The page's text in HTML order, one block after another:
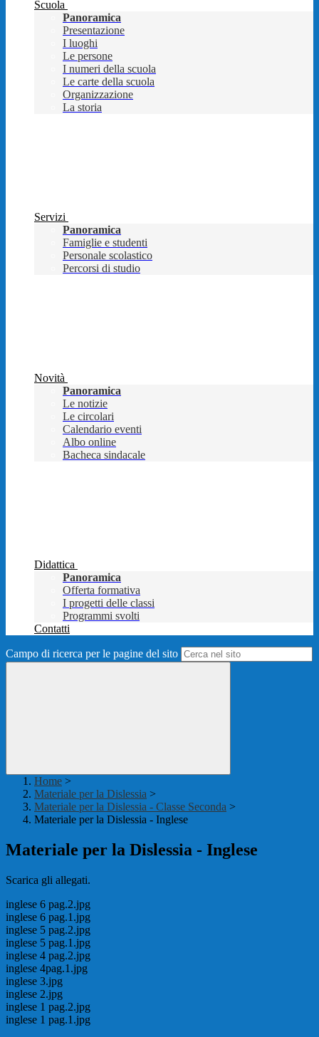
Scuola
Panoramica
Presentazione
I luoghi
Le persone
I numeri della scuola
Le carte della scuola
Organizzazione
La storia
Servizi
Panoramica
Famiglie e studenti
Personale scolastico
Percorsi di studio
Novità
Panoramica
Le notizie
Le circolari
Calendario eventi
Albo online
Bacheca sindacale
Didattica
Panoramica
Offerta formativa
I progetti delle classi
Programmi svolti
Contatti
Campo di ricerca per le pagine del sito
Home >
Materiale per la Dislessia >
Materiale per la Dislessia - Classe Seconda >
Materiale per la Dislessia - Inglese
Materiale per la Dislessia - Inglese
Scarica gli allegati.
inglese 6 pag.2.jpg
inglese 6 pag.1.jpg
inglese 5 pag.2.jpg
inglese 5 pag.1.jpg
inglese 4 pag.2.jpg
inglese 4pag.1.jpg
inglese 3.jpg
inglese 2.jpg
inglese 1 pag.2.jpg
inglese 1 pag.1.jpg